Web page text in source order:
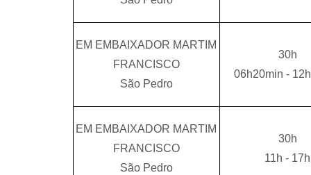
EM EMBAIXADOR MARTIM
FRANCISCO
São Pedro
30h
06h20min -
EM EMBAIXADOR MARTIM
FRANCISCO
São Pedro
30h
11h - 17h